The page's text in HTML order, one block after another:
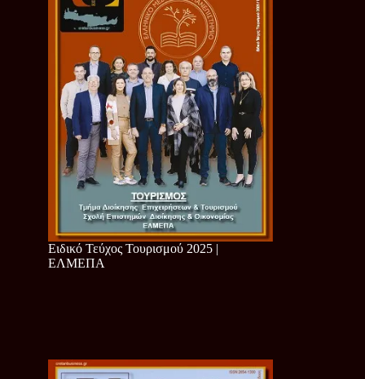
Ειδικό Τεύχος Τουρισμού 2025 |
ΕΛΜΕΠΑ